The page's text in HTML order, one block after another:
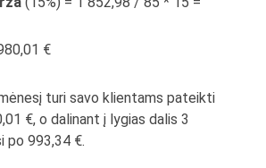
€
turi savo klientams pateikti
€, o dalinant į lygias dalis 3
po 993,34 €.